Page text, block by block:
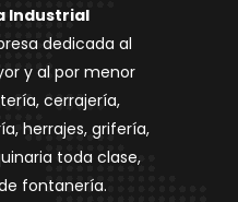
Industrial
dedicada al
y al por menor
cerrajería,
herrajes, grifería,
toda clase,
fontanería.